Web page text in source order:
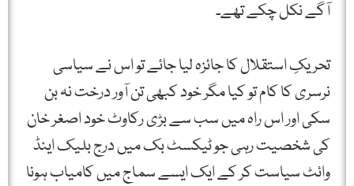
آگے نکل چکے تھے۔
تحریکِ استقلال کا جائزہ لیا جائے تو اس نے سیاسی
نرسری کا کام تو کیا مگر خود کبھی تن آور درخت نہ بن
سکی اور اس راہ میں سب سے بڑی رکاوٹ خود اصغر خان
کی شخصیت رہی جو ٹیکسٹ بک میں درج بلیک اینڈ
وائٹ سیاست کر کے ایک ایسے سماج میں کامیاب ہونا